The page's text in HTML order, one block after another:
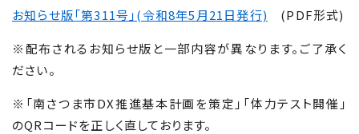
お知らせ版「第311号」(令和8年5月21日発行) (PDF形式)
※配布されるお知らせ版と一部内容が異なります。ご了承く
ださい。
※「南さつま市DX推進基本計画を策定」「体力テスト開催」
のQRコードを正しく直しております。